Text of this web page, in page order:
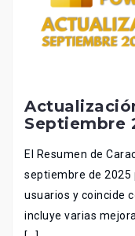
Septiembre
El Resumen de
septiembre de 2025
usuarios y coincide
incluye varias